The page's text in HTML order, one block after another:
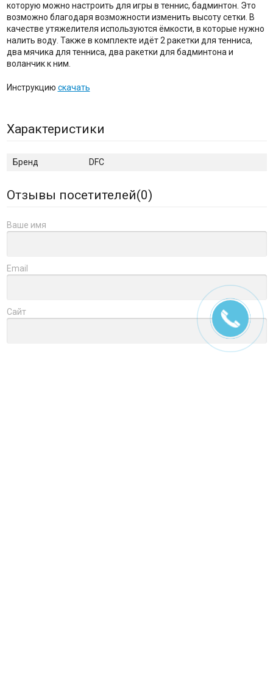
которую можно настроить для игры в теннис, бадминтон. Это
возможно благодаря возможности изменить высоту сетки. В
качестве утяжелителя используются ёмкости, в которые нужно
налить воду. Также в комплекте идёт 2 ракетки для тенниса,
два мячика для тенниса, два ракетки для бадминтона и
воланчик к ним.
Инструкцию скачать
Характеристики
Бренд DFC
Отзывы посетителей(0)
Ваше имя
Email
Сайт